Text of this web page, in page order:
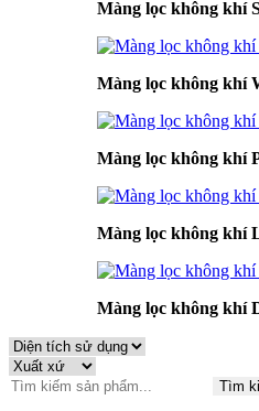
Màng lọc không khí
Màng lọc không khí
Màng lọc không khí
Màng lọc không khí
Màng lọc không khí
Tìm